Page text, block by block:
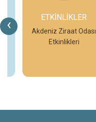
‹ ETKİNLİKLER
Akdeniz Ziraat Odası
Etkinlikleri